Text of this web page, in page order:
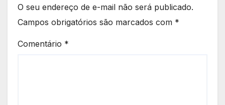
O seu endereço de e-mail não será publicado.
Campos obrigatórios são marcados com *
Comentário *